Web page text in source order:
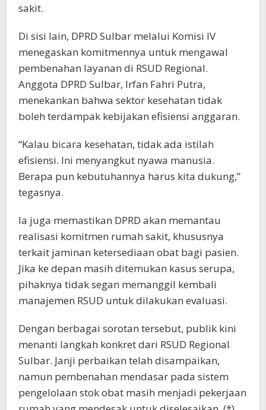
sakit.
Di sisi lain, DPRD Sulbar melalui Komisi IV
menegaskan komitmennya untuk mengawal
pembenahan layanan di RSUD Regional.
Anggota DPRD Sulbar, Irfan Fahri Putra,
menekankan bahwa sektor kesehatan tidak
boleh terdampak kebijakan efisiensi anggaran.
“Kalau bicara kesehatan, tidak ada istilah
efisiensi. Ini menyangkut nyawa manusia.
Berapa pun kebutuhannya harus kita dukung,”
tegasnya.
Ia juga memastikan DPRD akan memantau
realisasi komitmen rumah sakit, khususnya
terkait jaminan ketersediaan obat bagi pasien.
Jika ke depan masih ditemukan kasus serupa,
pihaknya tidak segan memanggil kembali
manajemen RSUD untuk dilakukan evaluasi.
Dengan berbagai sorotan tersebut, publik kini
menanti langkah konkret dari RSUD Regional
Sulbar. Janji perbaikan telah disampaikan,
namun pembenahan mendasar pada sistem
pengelolaan stok obat masih menjadi pekerjaan